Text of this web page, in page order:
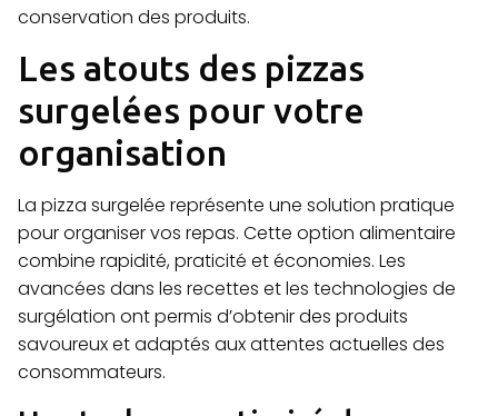
conservation des produits.
Les atouts des pizzas
surgelées pour votre
organisation
La pizza surgelée représente une solution pratique
pour organiser vos repas. Cette option alimentaire
combine rapidité, praticité et économies. Les
avancées dans les recettes et les technologies de
surgélation ont permis d’obtenir des produits
savoureux et adaptés aux attentes actuelles des
consommateurs.